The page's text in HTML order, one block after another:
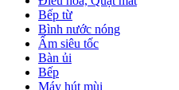
Bếp từ
Bình nước nóng
Ấm siêu tốc
Bàn ủi
Bếp
Máy hút mùi